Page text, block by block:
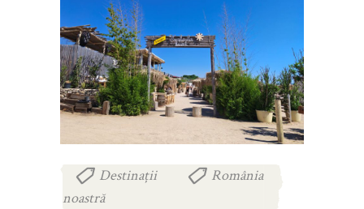
Destinații
România
noastră